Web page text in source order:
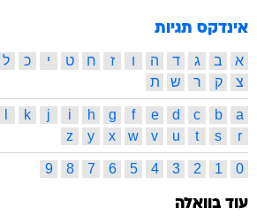
אינדקס תגיות
א ב ג ד ה ו ז ח ט י כ ל
צ
ק ר ש ת
a
b
c
d
e
f
g
h
i
j
k
r
s
t
u
v
w
x
y
z
0
1
2
3
4
5
6
7
8
9
עוד בוואלה